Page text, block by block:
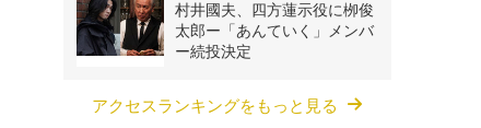
村井國夫、四方蓮示役に栁俊
太郎ー「あんていく」メンバ
ー続投決定
アクセスランキングをもっと見る